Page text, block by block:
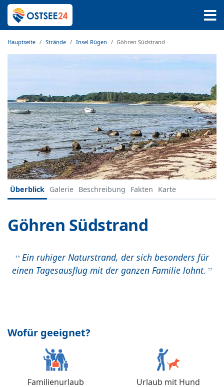
Hauptseite Strände Insel Rügen Göhren Südstrand
Überblick Galerie Beschreibung Fakten Karte
Göhren Südstrand
Ein ruhiger Naturstrand, der sich besonders für
einen Tagesausflug mit der ganzen Familie lohnt.
Wofür geeignet?
Familienurlaub
Urlaub mit Hund